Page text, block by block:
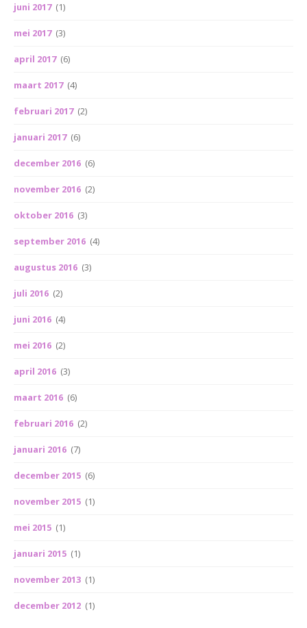
juni 2017 (1)
mei 2017 (3)
april 2017 (6)
maart 2017 (4)
februari 2017 (2)
januari 2017 (6)
december 2016 (6)
november 2016 (2)
oktober 2016 (3)
september 2016 (4)
augustus 2016 (3)
juli 2016 (2)
juni 2016 (4)
mei 2016 (2)
april 2016 (3)
maart 2016 (6)
februari 2016 (2)
januari 2016 (7)
december 2015 (6)
november 2015 (1)
mei 2015 (1)
januari 2015 (1)
november 2013 (1)
december 2012 (1)